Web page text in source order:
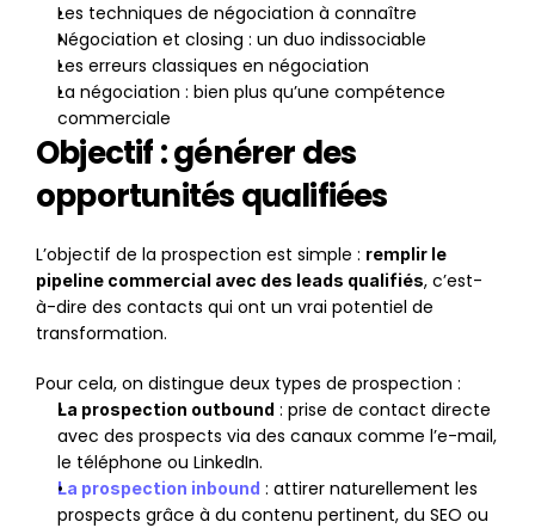
Les techniques de négociation à connaître
Négociation et closing : un duo indissociable
Les erreurs classiques en négociation
La négociation : bien plus qu’une compétence
commerciale
Objectif : générer des
opportunités qualifiées
L’objectif de la prospection est simple : remplir le
pipeline commercial avec des leads qualifiés, c’est-
à-dire des contacts qui ont un vrai potentiel de
transformation.
Pour cela, on distingue deux types de prospection :
La prospection outbound : prise de contact directe
avec des prospects via des canaux comme l’e-mail,
le téléphone ou LinkedIn.
La prospection inbound : attirer naturellement les
prospects grâce à du contenu pertinent, du SEO ou